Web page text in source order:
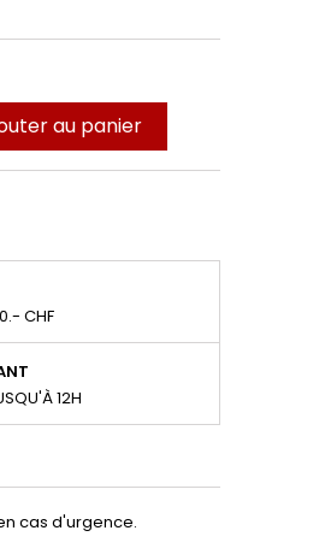
au panier
CHF
12H
cas d'urgence.